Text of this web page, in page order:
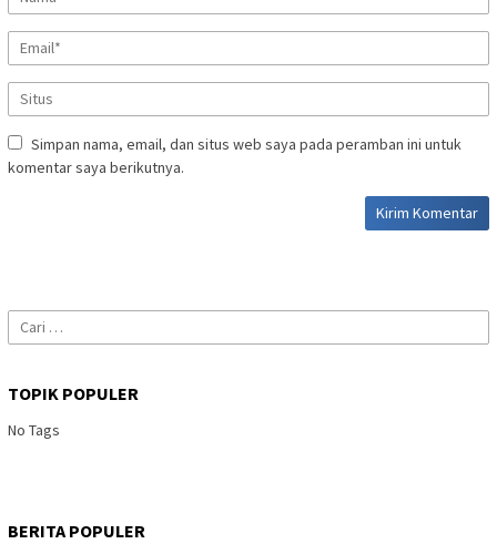
Simpan nama, email, dan situs web saya pada peramban ini untuk
komentar saya berikutnya.
Cari
untuk:
TOPIK POPULER
No Tags
BERITA POPULER